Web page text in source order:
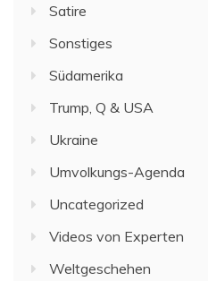
Satire
Sonstiges
Südamerika
Trump, Q & USA
Ukraine
Umvolkungs-Agenda
Uncategorized
Videos von Experten
Weltgeschehen